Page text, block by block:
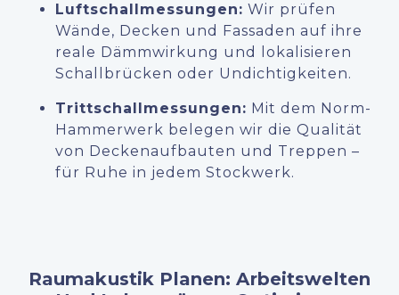
Luftschallmessungen: Wir prüfen
Wände, Decken und Fassaden auf ihre
reale Dämmwirkung und lokalisieren
Schallbrücken oder Undichtigkeiten.
Trittschallmessungen: Mit dem Norm-
Hammerwerk belegen wir die Qualität
von Deckenaufbauten und Treppen –
für Ruhe in jedem Stockwerk.
Raumakustik Planen: Arbeitswelten